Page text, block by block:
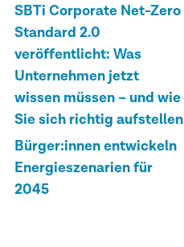
SBTi Corporate Net-Zero
Standard 2.0
veröffentlicht: Was
Unternehmen jetzt
wissen müssen – und wie
Sie sich richtig aufstellen
Bürger:innen entwickeln
Energieszenarien für
2045